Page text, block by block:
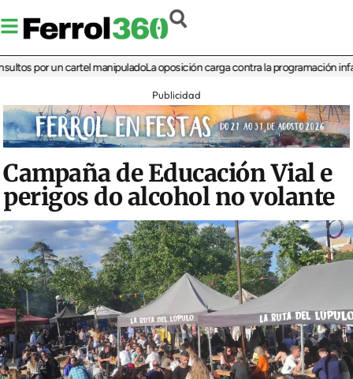
por un cartel manipuladoLa oposición carga contra la programación infantil
Publicidad
Campaña de Educación Vial e
perigos do alcohol no volante